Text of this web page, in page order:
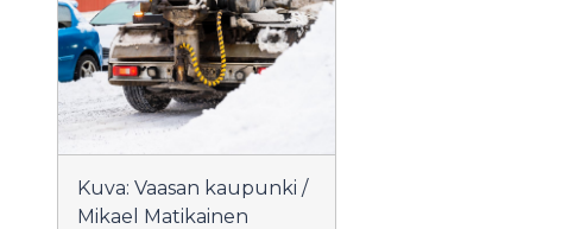
Kuva: Vaasan kaupunki /
Mikael Matikainen